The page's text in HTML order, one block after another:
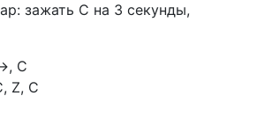
зажать С на 3 секунды,
С
Z, С